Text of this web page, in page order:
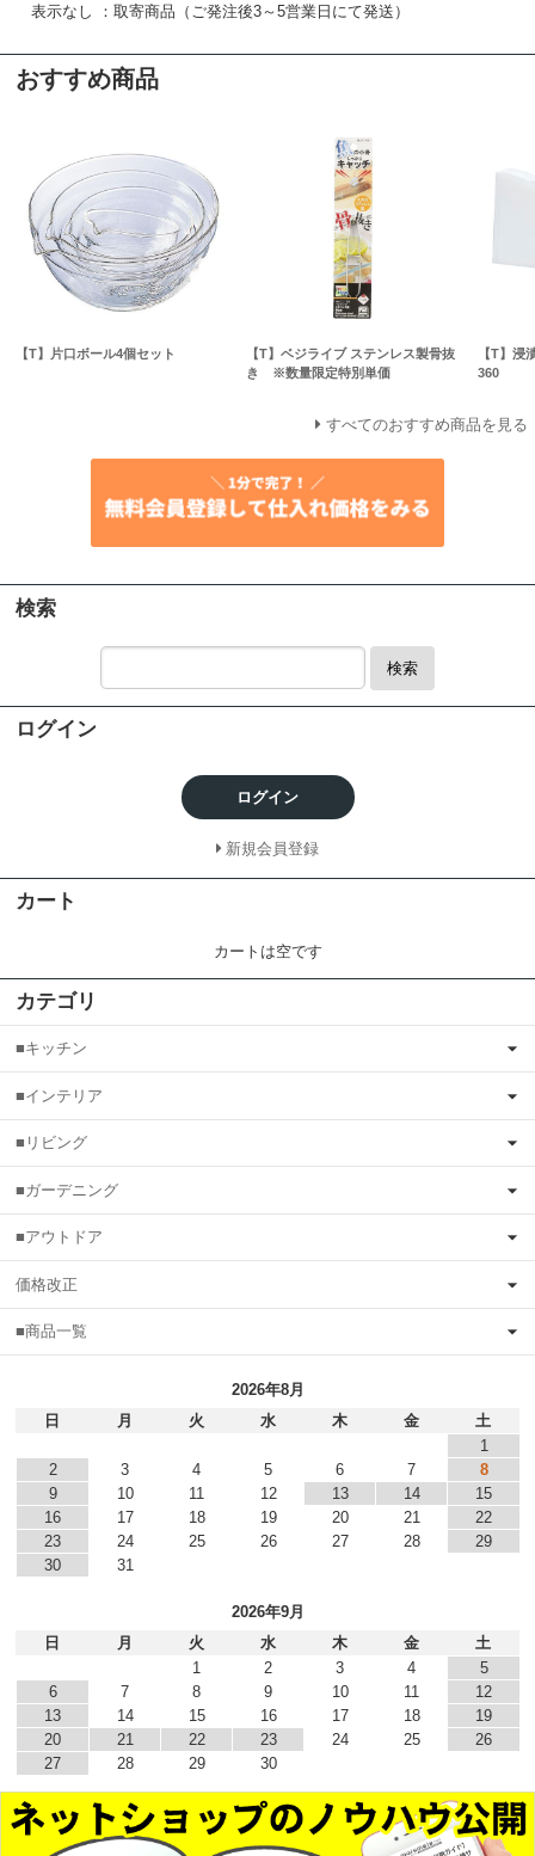
表示なし ：取寄商品（ご発注後3～5営業日にて発送）
おすすめ商品
【T】片口ボール4個セット
【T】ベジライブ ステンレス製骨抜
き ※数量限定特別単価
【T】浸
360
すべてのおすすめ商品を見る
検索
検索
ログイン
ログイン
新規会員登録
カート
カートは空です
カテゴリ
■キッチン
■インテリア
■リビング
■ガーデニング
■アウトドア
価格改正
■商品一覧
2026年8月
日
月 火 水 木 金
土
1
2
3 4 5 6 7
8
9
10 11 12 13 14
15
16
17 18 19 20 21
22
23
24 25 26 27 28
29
30
31
2026年9月
日
月 火 水 木 金
土
1
2 3 4
5
6
7 8 9 10 11
12
13
14 15 16 17 18
19
20
21 22 23 24 25
26
27
28 29 30